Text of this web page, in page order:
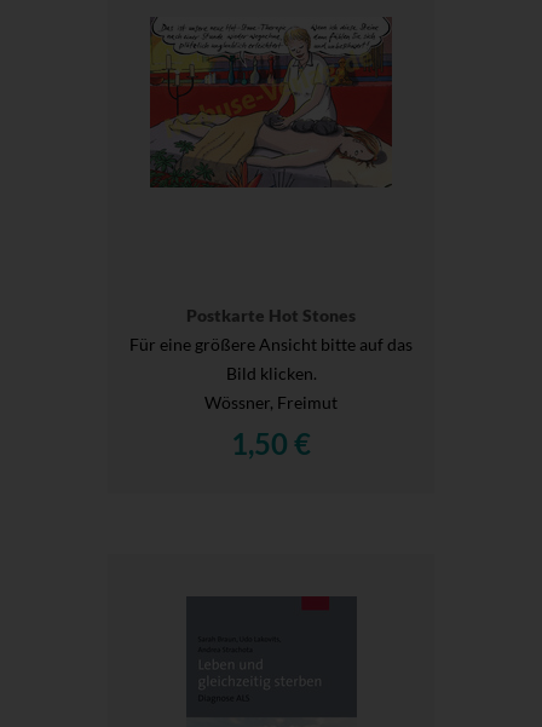
Postkarte Hot Stones
Für eine größere Ansicht bitte auf das
Bild klicken.
Wössner, Freimut
1,50 €